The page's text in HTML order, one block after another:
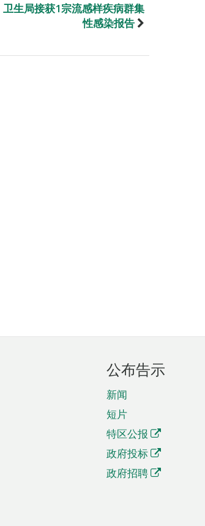
卫生局接获1宗流感样疾病群集
性感染报告
公布告示
新闻
短片
特区公报
政府投标
政府招聘